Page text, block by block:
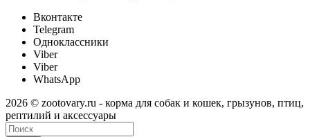
Вконтакте
Telegram
Одноклассники
Viber
Viber
WhatsApp
2026 © zootovary.ru - корма для собак и кошек, грызунов, птиц,
рептилий и аксессуары